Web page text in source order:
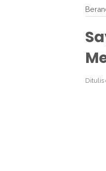
Ditulis